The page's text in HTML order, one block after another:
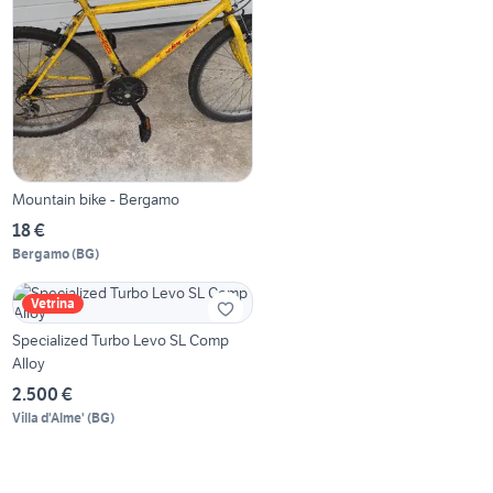
Mountain bike - Bergamo
18 €
Bergamo(BG)
Vetrina
Specialized Turbo Levo SL Comp
Alloy
2.500 €
Villa d'Alme' (BG)